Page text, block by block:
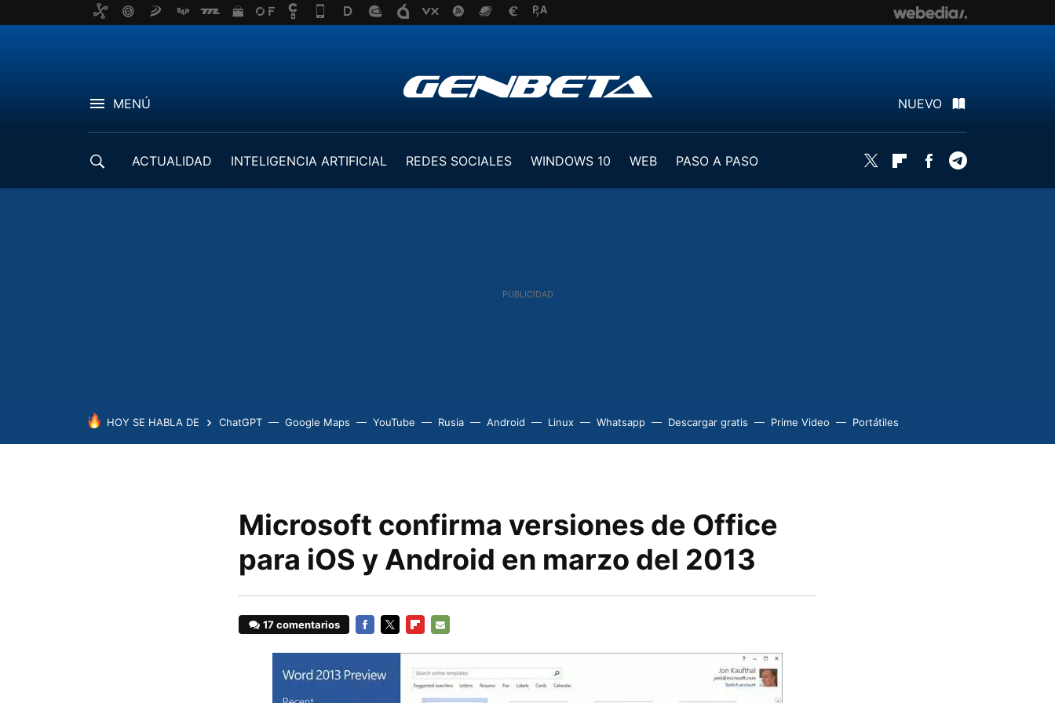
MENÚ NUEVO
ACTUALIDAD INTELIGENCIA ARTIFICIAL REDES SOCIALES WINDOWS 10 WEB
PASO A PASO
Twitter FlipboardFacebook
HOY SE HABLA DE ChatGPT Google Maps YouTube Rusia Android Linux Whatsapp Descargar gratis Prime Video Portátiles
Microsoft confirma versiones de Office
para iOS y Android en marzo del 2013
17 comentarios